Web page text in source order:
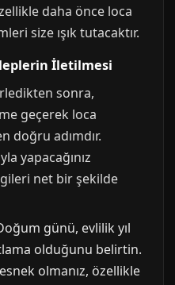
daha önce loca
size ışık tutacaktır.
İletilmesi
sonra,
geçerek loca
doğru adımdır.
yapacağınız
net bir şekilde
günü, evlilik yıl
olduğunu belirtin.
olmanız, özellikle